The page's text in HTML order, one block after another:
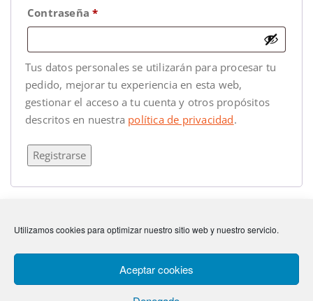
Utilizamos cookies para optimizar nuestro sitio web y nuestro servicio.
Aceptar cookies
Contraseña*
Tus datos personales se utilizarán para procesar tu
pedido, mejorar tu experiencia en esta web,
gestionar el acceso a tu cuenta y otros propósitos
descritos en nuestra política de privacidad.
Registrarse
Siguiente
Lean on me